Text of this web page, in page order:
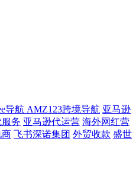
导航 AMZ123跨境导航 亚马逊
务 亚马逊代运营 海外网红营
商 飞书深诺集团 外贸收款 盛世